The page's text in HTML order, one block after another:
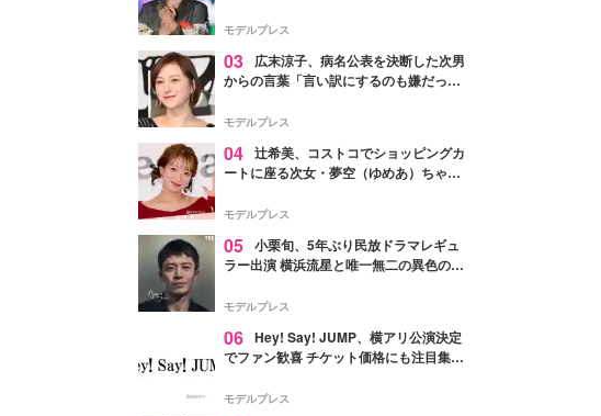
「かっこいい」と反響
モデルプレス
03
広末涼子、病名公表を決断した次男
からの言葉「言い訳にするのも嫌だっ
モデルプレス
04 辻希美、コストコでショッピングカ
ートに座る次女・夢空（ゆめあ）ちゃん
ぎ」「成長を感じる」の声
モデルプレス
05 小栗旬、5年ぶり民放ドラマレギュ
ラー出演 横浜流星と唯一無二の異色のバ
モデルプレス
06 Hey! Say! JUMP、横アリ公演決定
でファン歓喜 チケット価格にも注目集ま
モデルプレス